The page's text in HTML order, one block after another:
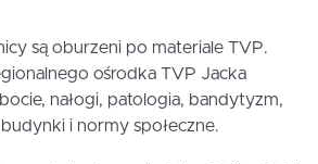
są oburzeni po materiale TVP.
ośrodka TVP Jacka
nałogi, patologia, bandytyzm,
i normy społeczne.